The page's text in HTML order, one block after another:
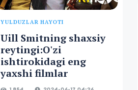
YULDUZLAR HAYOTI
Uill Smitning shaxsiy
reytingi:O'zi
ishtirokidagi eng
yaxshi filmlar